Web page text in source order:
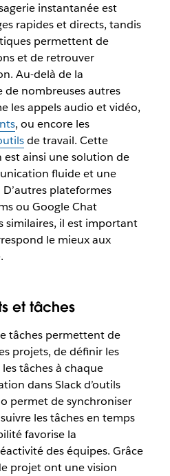
instantanée est
rapides et directs, tandis
permettent de
et de retrouver
Au-delà de la
de nombreuses autres
les appels audio et vidéo,
, ou encore les
de travail. Cette
ainsi une solution de
fluide et une
plateformes
ou Google Chat
similaires, il est important
le mieux aux
et tâches
tâches permettent de
projets, de définir les
tâches à chaque
dans Slack d’outils
permet de synchroniser
les tâches en temps
favorise la
des équipes. Grâce
projet ont une vision